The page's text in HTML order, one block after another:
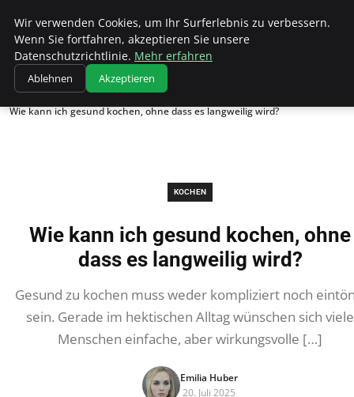
Wk Institut
Startseite
Kochen
Wie kann ich gesund kochen, ohne dass es langweilig wird?
KOCHEN
Wie kann ich gesund kochen, ohne
dass es langweilig wird?
Gesund zu kochen muss weder kompliziert noch
sein. Gerade im hektischen Alltag wünschen sich viele
Menschen einfache, aber wirkungsvolle […]
Emilia Huber
20. Juli 2025
Wir verwenden Cookies, um Ihr Surferlebnis zu verbessern.
Wenn Sie fortfahren, akzeptieren Sie unsere
Datenschutzrichtlinie. Mehr erfahren
Ablehnen Akzeptieren